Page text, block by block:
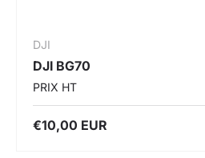
DJI
DJI BG70
PRIX HT
€10,00 EUR